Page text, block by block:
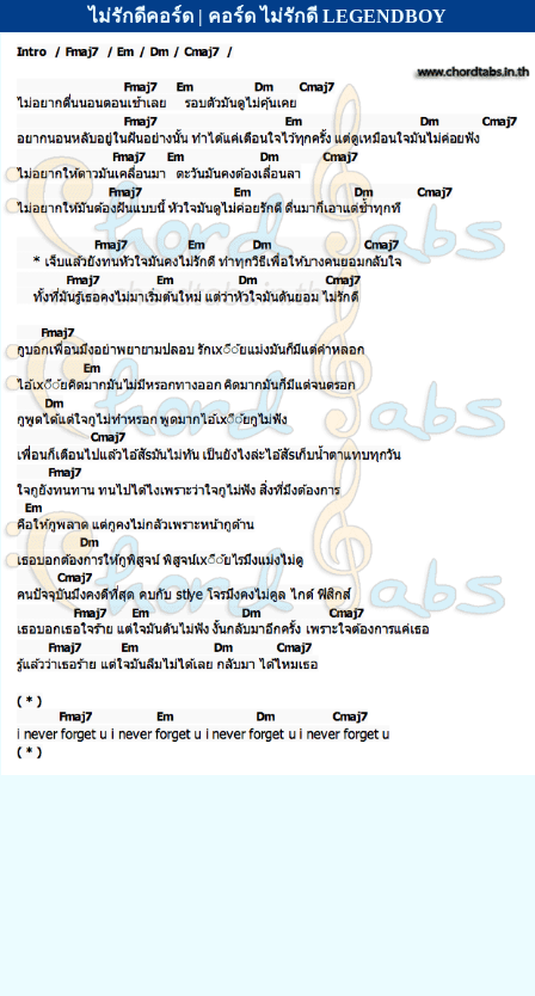
ไม่รักดีคอร์ด | คอร์ด ไม่รักดี LEGENDBOY